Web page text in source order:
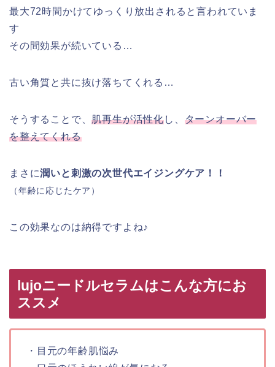
最大72時間かけてゆっくり放出されると言われていま
す
その間効果が続いている…
古い角質と共に抜け落ちてくれる…
そうすることで、肌再生が活性化し、 ターンオーバー
を整えてくれる
まさに潤いと刺激の次世代エイジングケア！！
（年齢に応じたケア）
この効果なのは納得ですよね♪
lujoニードルセラムはこんな方にお
ススメ
・目元の年齢肌悩み